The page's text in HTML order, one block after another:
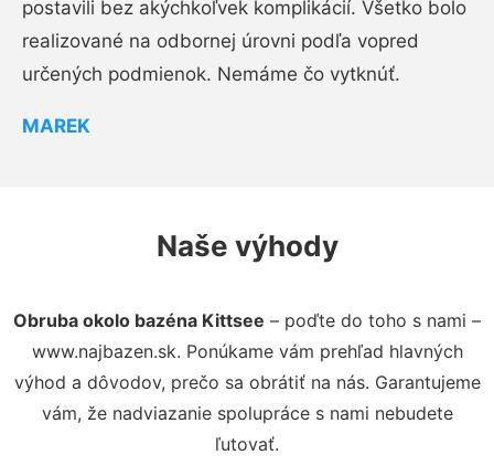
postavili bez akýchkoľvek komplikácií. Všetko bolo
realizované na odbornej úrovni podľa vopred
určených podmienok. Nemáme čo vytknúť.
MAREK
Naše výhody
Obruba okolo bazéna Kittsee – poďte do toho s nami –
www.najbazen.sk. Ponúkame vám prehľad hlavných
výhod a dôvodov, prečo sa obrátiť na nás. Garantujeme
vám, že nadviazanie spolupráce s nami nebudete
ľutovať.